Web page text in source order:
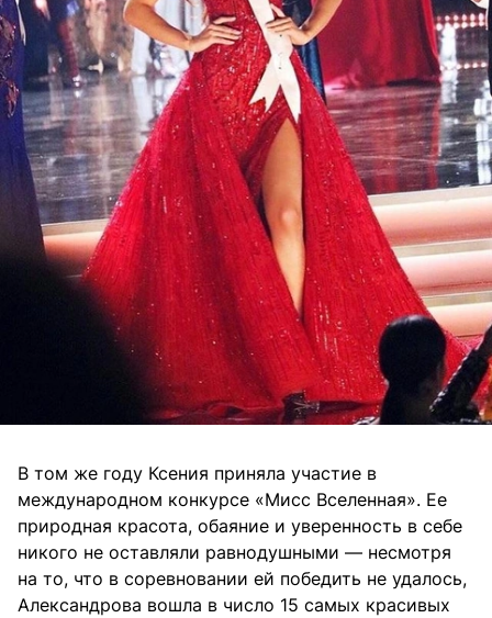
В том же году Ксения приняла участие в
международном конкурсе «Мисс Вселенная». Ее
природная красота, обаяние и уверенность в себе
никого не оставляли равнодушными — несмотря
на то, что в соревновании ей победить не удалось,
Александрова вошла в число 15 самых красивых